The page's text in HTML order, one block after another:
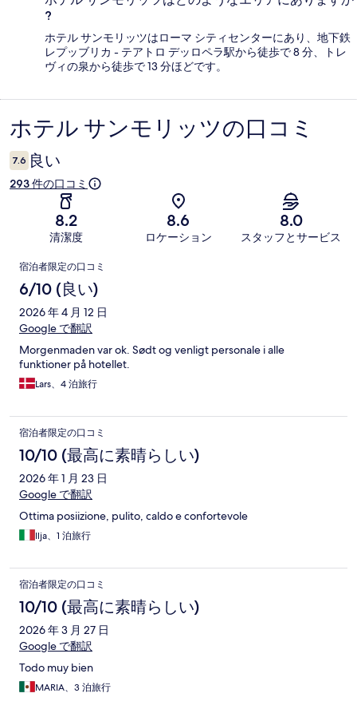
?
ホテル サンモリッツはローマ シティセンターにあり、地下鉄
レプッブリカ - テアトロ デッロペラ駅から徒歩で 8 分、トレ
ヴィの泉から徒歩で 13 分ほどです。
口
コ
ミ
ホテル サンモリッツの口コミ
7.6 良い
293 件の口コミ
8.2
清潔度
8.6
ロケーション
8.0
スタッフとサービス
口
コ
ミ
宿泊者限定の口コミ
6/10 (良い)
2026 年 4 月 12 日
Google で翻訳
Morgenmaden var ok. Sødt og venligt personale i alle
funktioner på hotellet.
Lars、4 泊旅行
宿泊者限定の口コミ
10/10 (最高に素晴らしい)
2026 年 1 月 23 日
Google で翻訳
Ottima posiizione, pulito, caldo e confortevole
Ilja、1 泊旅行
宿泊者限定の口コミ
10/10 (最高に素晴らしい)
2026 年 3 月 27 日
Google で翻訳
Todo muy bien
MARIA、3 泊旅行